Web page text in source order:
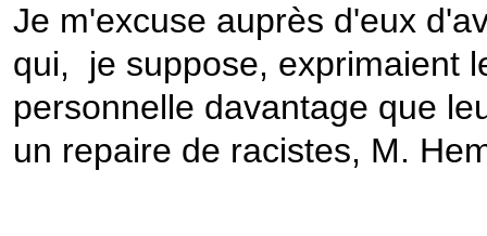
Je m'excuse auprès d'eux
qui, je suppose, exprimaient
personnelle davantage que
un repaire de racistes, M.